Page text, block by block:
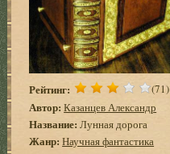
Рейтинг: (71)
Автор: Казанцев Александр
Название: Лунная дорога
Жанр: Научная фантастика